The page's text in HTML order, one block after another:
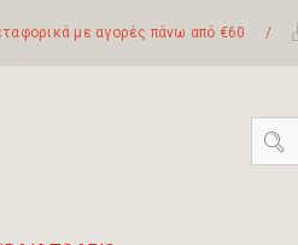
με αγορές πάνω από €60 /